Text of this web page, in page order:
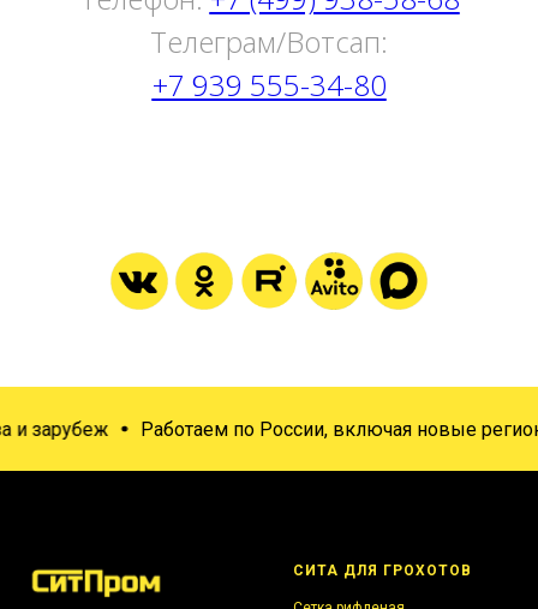
Tелеграм/Вотсап:
+7 939 555-34-80
зарубеж Работаем по России, включая новые
СИТА ДЛЯ ГРОХОТОВ